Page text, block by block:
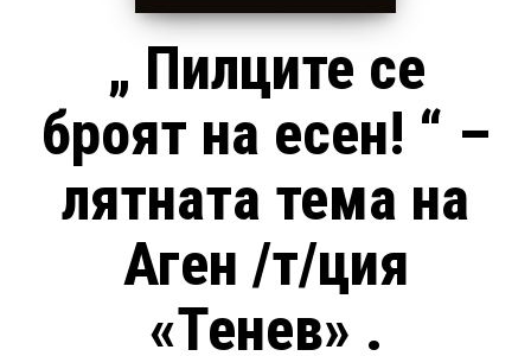
„ Пилците се
броят на есен! “ –
лятната тема на
Аген /т/ция
«Тенев» .